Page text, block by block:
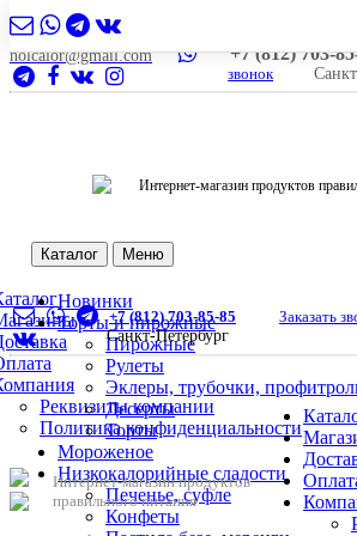
nolcalor@gmail.com +7 (812) 703-
звонок
Интернет-магазин продуктов
Каталог Меню
Реквизиты компании
Политика конфиденциальности
Новинки
Торты и пирожные
Пирожные
Рулеты
Эклеры, трубочки,
Десерты
Торты
Мороженое
Низкокалорийные сладости
Печенье, суфле
Конфеты
+7 (812) 703-85-85
Заказать
Санкт-Петербург
Интернет-магазин продуктов
правильного питания